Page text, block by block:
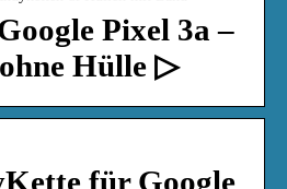
Pixel 3a –
Hülle ▷
für Google